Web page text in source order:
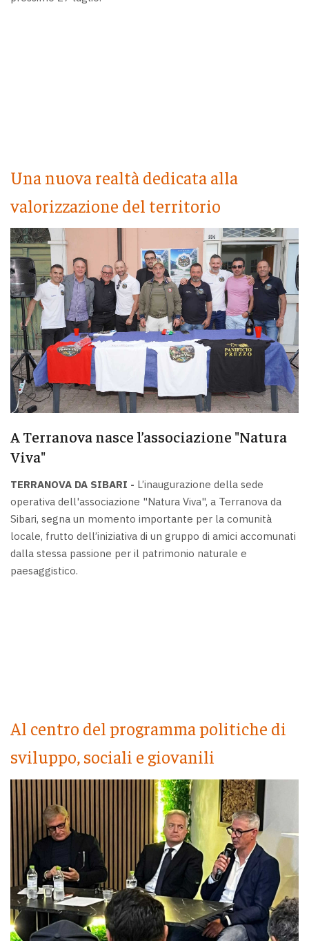
Una nuova realtà dedicata alla
valorizzazione del territorio
A Terranova nasce l’associazione "Natura
Viva"
TERRANOVA DA SIBARI - L’inaugurazione della sede
operativa dell'associazione "Natura Viva", a Terranova da
Sibari, segna un momento importante per la comunità
locale, frutto dell’iniziativa di un gruppo di amici accomunati
dalla stessa passione per il patrimonio naturale e
paesaggistico.
Al centro del programma politiche di
sviluppo, sociali e giovanili